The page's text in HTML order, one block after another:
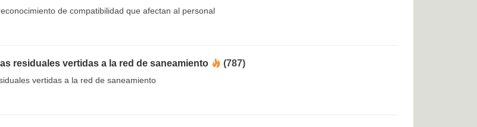
de compatibilidad que afectan al personal
residuales vertidas a la red de saneamiento (787)
vertidas a la red de saneamiento